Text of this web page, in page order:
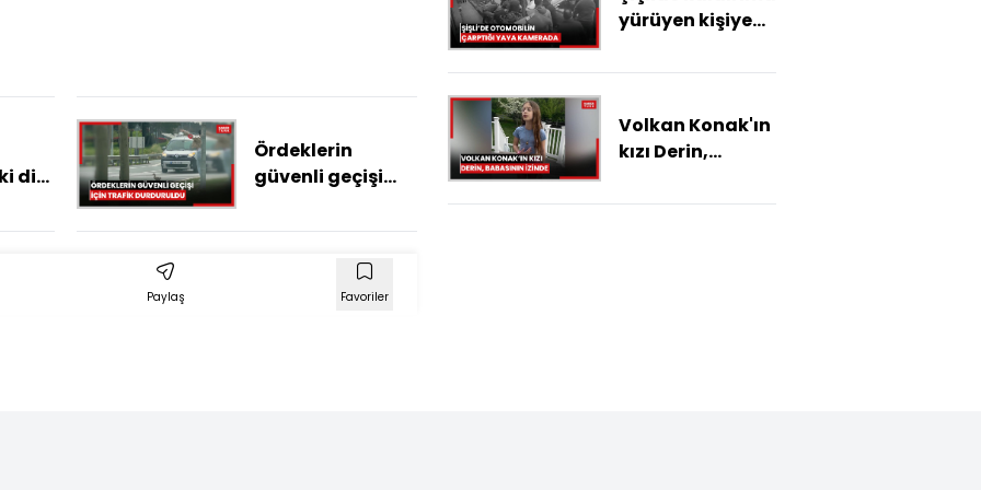
dip
Ördeklerin
güvenli geçişi
durduruldu
Paylaş Favoriler
yürüyen kişiye
çarpması
Volkan Konak'ın
kızı Derin,